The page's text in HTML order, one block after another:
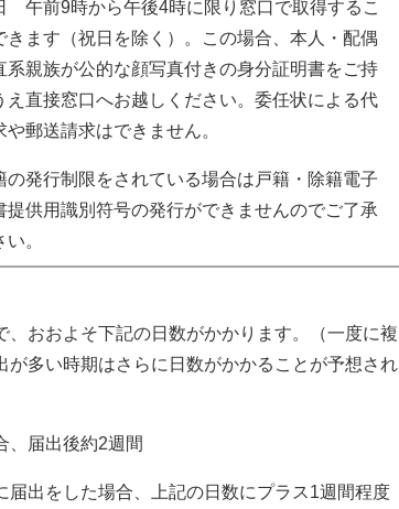
午前9時から午後4時に限り窓口で取得するこ
きます（祝日を除く）。この場合、本人・配偶
系親族が公的な顔写真付きの身分証明書をご持
え直接窓口へお越しください。委任状による代
や郵送請求はできません。
発行制限をされている場合は戸籍・除籍電子
提供用識別符号の発行ができませんのでご了承
い。
おおよそ下記の日数がかかります。（一度に複
多い時期はさらに日数がかかることが予想され
、届出後約2週間
出をした場合、上記の日数にプラス1週間程度